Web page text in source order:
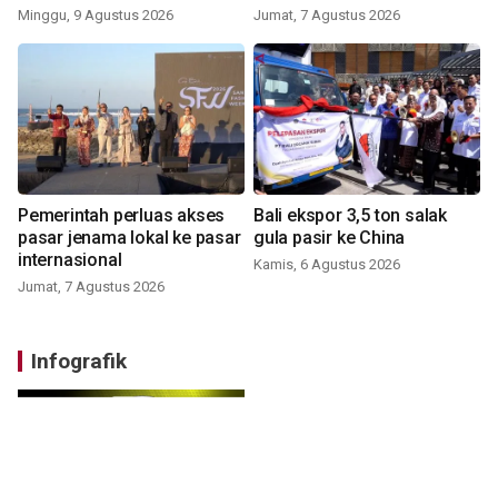
Minggu, 9 Agustus 2026 Jumat, 7 Agustus 2026
Pemerintah perluas akses
pasar jenama lokal ke pasar
internasional
Jumat, 7 Agustus 2026
Bali ekspor 3,5 ton salak
gula pasir ke China
Kamis, 6 Agustus 2026
Infografik